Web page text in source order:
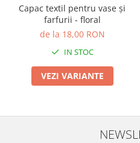
Capac textil pentru vase și
farfurii - floral
de la 18,00 RON
IN STOC
VEZI VARIANTE